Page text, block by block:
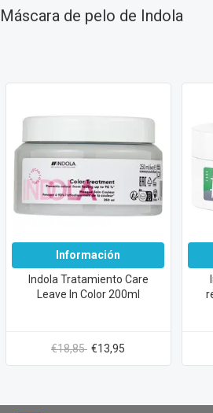
Máscara de pelo de Indola
Información
Indola Tratamiento Care
Leave In Color 200ml
€18,85 €13,95